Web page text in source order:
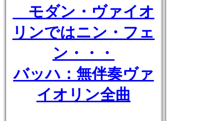
モダン・ヴァイオ
リンではニン・フェ
ン・・・
バッハ：無伴奏ヴァ
イオリン全曲